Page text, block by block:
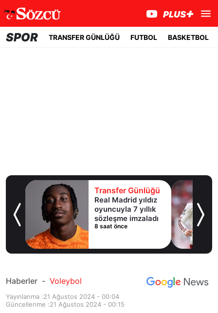
SPOR TRANSFER GÜNLÜĞÜ FUTBOL BASKETBOL
Transfer Günlüğü
Galatasaray
Leao'nun
alternatifini
Arsenal'de buldu
11 saat önce
Haberler - Voleybol
Yayınlanma :21 Ağustos 2024 - 00:04
Güncellenme :21 Ağustos 2024 - 00:15